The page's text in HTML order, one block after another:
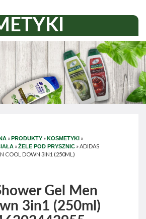
»PRODUKTY »KOSMETYKI »
»ŻELE POD PRYSZNIC »ADIDAS
COOL DOWN 3IN1 (250ML)
Gel Men
3in1 (250ml)